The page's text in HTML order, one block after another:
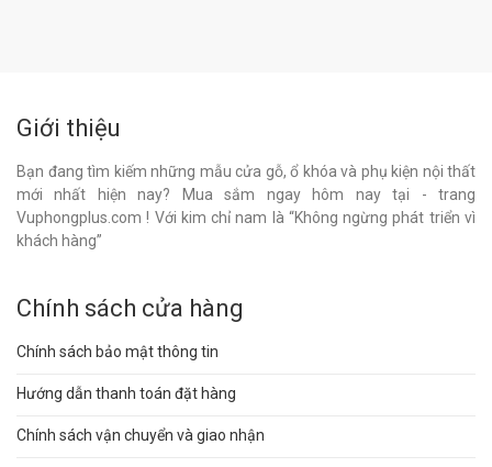
Giới thiệu
Bạn đang tìm kiếm những mẫu cửa gỗ, ổ khóa và phụ kiện nội thất
mới nhất hiện nay? Mua sắm ngay hôm nay tại - trang
Vuphongplus.com ! Với kim chỉ nam là “Không ngừng phát triển vì
khách hàng”
Chính sách cửa hàng
Chính sách bảo mật thông tin
Hướng dẫn thanh toán đặt hàng
Chính sách vận chuyển và giao nhận